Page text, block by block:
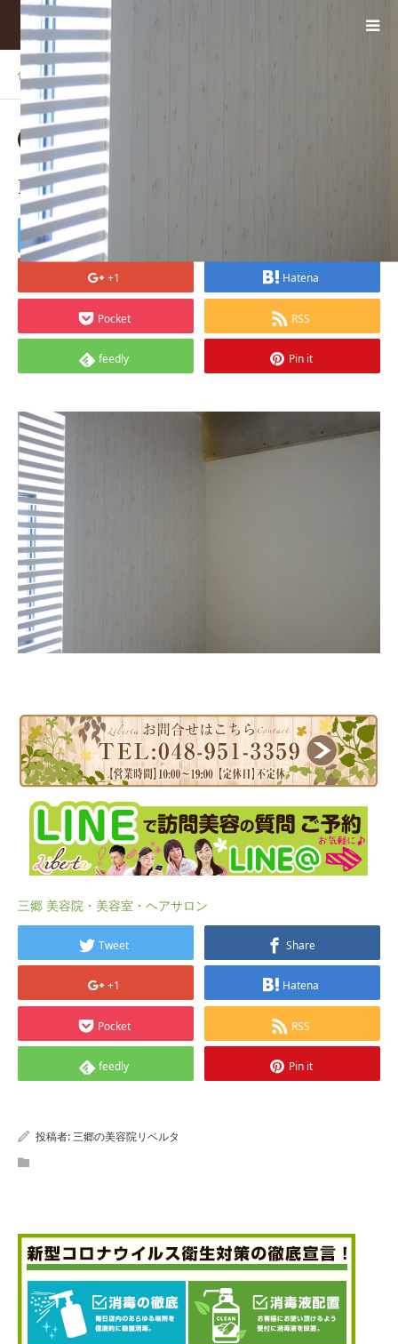
ホームBLOG
2018.04.20
DSC07239
Tweet
+1 Hatena
Pocket RSS
feedly Pin it
三郷 美容院・美容室・ヘアサロン
Tweet Share
+1 Hatena
Pocket RSS
feedly Pin it
投稿者:三郷の美容院リベルタ